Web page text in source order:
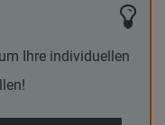
Ihre individuellen